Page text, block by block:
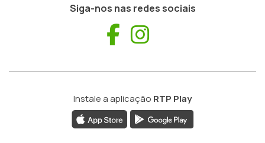
Siga-nos nas redes sociais
Facebook
Instale a aplicação RTP Play